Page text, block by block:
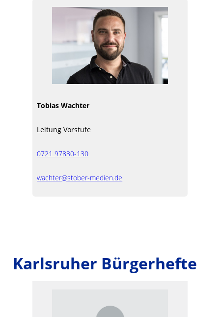
Tobias Wachter
Leitung Vorstufe
0721 97830-130
wachter@stober-medien.de
Karlsruher Bürgerhefte